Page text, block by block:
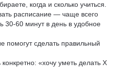
когда и сколько учиться.
расписание — чаще всего
30-60 минут в день в удобное
помогут сделать правильный
«хочу уметь делать X